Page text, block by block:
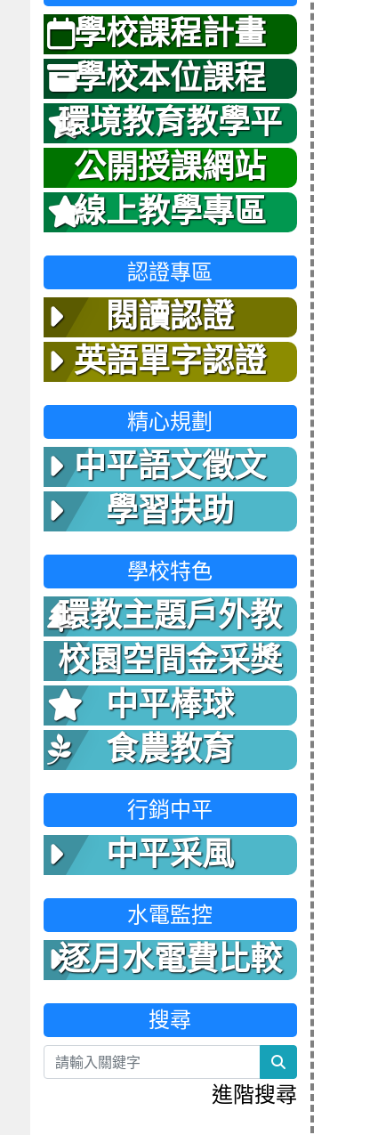
學校課程計畫
學校本位課程
環境教育教學平
台
公開授課網站
線上教學專區
認證專區
閱讀認證
英語單字認證
精心規劃
中平語文徵文
學習扶助
學校特色
環教主題戶外教
室
校園空間金采獎
中平棒球
食農教育
行銷中平
中平采風
水電監控
逐月水電費比較
表
搜尋
search
進階搜尋